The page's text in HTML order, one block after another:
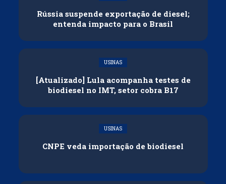
Rússia suspende exportação de diesel;
entenda impacto para o Brasil
USINAS
[Atualizado] Lula acompanha testes de
biodiesel no IMT, setor cobra B17
USINAS
CNPE veda importação de biodiesel